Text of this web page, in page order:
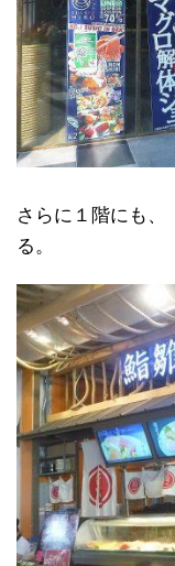
さらに１階にも、
る。